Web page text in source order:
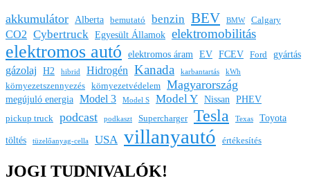
akkumulátor Alberta bemutató benzin BEV BMW Calgary
CO2 Cybertruck Egyesült Államok elektromobilitás
elektromos autó elektromos áram EV FCEV Ford gyártás
gázolaj H2 hibrid Hidrogén Kanada karbantartás kWh
környezetszennyezés környezetvédelem Magyarország
megújuló energia Model 3 Model S Model Y Nissan PHEV
pickup truck podcast podkaszt Supercharger Tesla Texas
Toyota
töltés
tüzelőanyag-cella USA villanyautó értékesítés
JOGI TUDNIVALÓK!